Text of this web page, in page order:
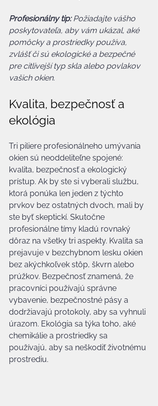
Profesionálny tip: Požiadajte vášho
poskytovateľa, aby vám ukázal, aké
pomôcky a prostriedky používa,
zvlášť či sú ekologické a bezpečné
pre citlivejší typ skla alebo povlakov
vašich okien.
Kvalita, bezpečnosť a
ekológia
Tri piliere profesionálneho umývania
okien sú neoddeliteľne spojené:
kvalita, bezpečnosť a ekologický
prístup. Ak by ste si vyberali službu,
ktorá ponúka len jeden z týchto
prvkov bez ostatných dvoch, mali by
ste byť skeptickí. Skutočne
profesionálne tímy kladú rovnaký
dôraz na všetky tri aspekty. Kvalita sa
prejavuje v bezchybnom lesku okien
bez akýchkoľvek stôp, škvrn alebo
prúžkov. Bezpečnosť znamená, že
pracovníci používajú správne
vybavenie, bezpečnostné pásy a
dodržiavajú protokoly, aby sa vyhnuli
úrazom. Ekológia sa týka toho, aké
chemikálie a prostriedky sa
používajú, aby sa neškodiť životnému
prostrediu.